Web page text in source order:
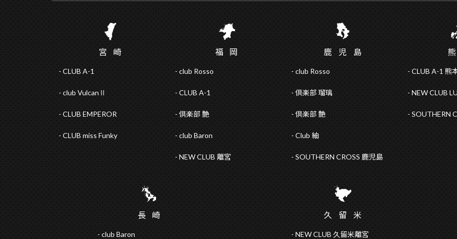
宮 崎
CLUB A-1
club VulcanⅡ
CLUB EMPEROR
CLUB miss Funky
福 岡
club Rosso
CLUB A-1
倶楽部 艶
club Baron
NEW CLUB 離宮
鹿児 島
club Rosso
倶楽部 瑠璃
倶楽部 艶
Club 紬
SOUTHERN CROSS 鹿児島
CLUB A-1 熊
NEW CLUB
SOUTHERN
長 崎
club Baron
久留 米
NEW CLUB 久留米離宮